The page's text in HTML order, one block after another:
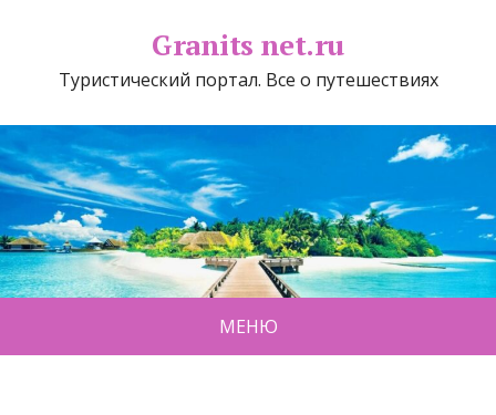
Granits net.ru
Туристический портал. Все о путешествиях
МЕНЮ